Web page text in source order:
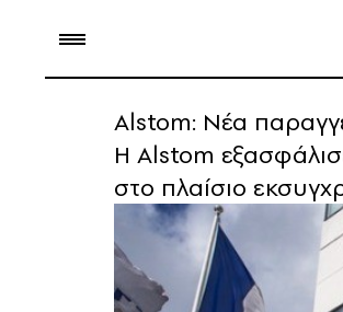
Alstom: Νέα
Η Alstom
στο πλαίσιο